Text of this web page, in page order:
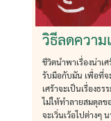
วิธีลดความ
ชีวิตนำพาเรื่องน่าเ
รับมือกับมัน เพื่อที่จ
เศร้าจะเป็นเรื่องธ
ไม่ให้ทำลายสมดุลข
จะเวิ่นเว้อไปต่างๆ